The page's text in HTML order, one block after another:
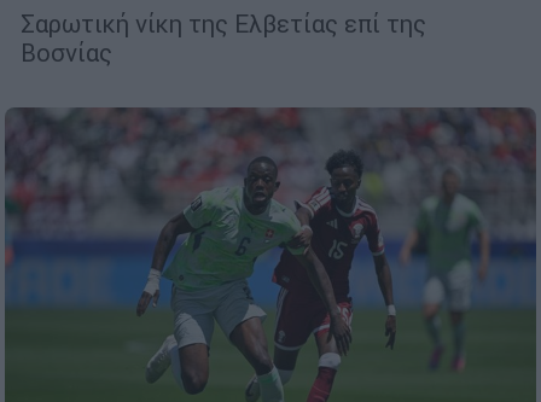
Σαρωτική νίκη της Ελβετίας επί της
Βοσνίας